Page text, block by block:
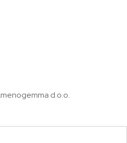
d.o.o.